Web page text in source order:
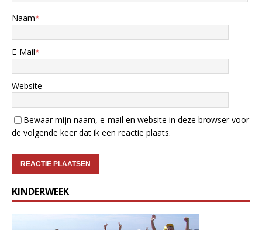
Naam*
E-Mail*
Website
Bewaar mijn naam, e-mail en website in deze browser voor
de volgende keer dat ik een reactie plaats.
KINDERWEEK